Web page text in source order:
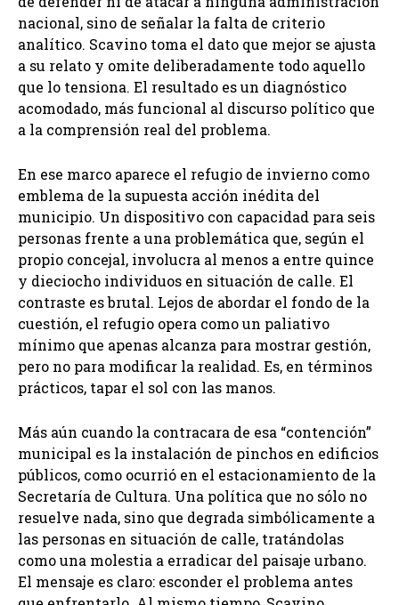
nacional, sino de señalar la falta de criterio
analítico. Scavino toma el dato que mejor se ajusta
a su relato y omite deliberadamente todo aquello
que lo tensiona. El resultado es un diagnóstico
acomodado, más funcional al discurso político que
a la comprensión real del problema.
En ese marco aparece el refugio de invierno como
emblema de la supuesta acción inédita del
municipio. Un dispositivo con capacidad para seis
personas frente a una problemática que, según el
propio concejal, involucra al menos a entre quince
y dieciocho individuos en situación de calle. El
contraste es brutal. Lejos de abordar el fondo de la
cuestión, el refugio opera como un paliativo
mínimo que apenas alcanza para mostrar gestión,
pero no para modificar la realidad. Es, en términos
prácticos, tapar el sol con las manos.
Más aún cuando la contracara de esa “contención”
municipal es la instalación de pinchos en edificios
públicos, como ocurrió en el estacionamiento de la
Secretaría de Cultura. Una política que no sólo no
resuelve nada, sino que degrada simbólicamente a
las personas en situación de calle, tratándolas
como una molestia a erradicar del paisaje urbano.
El mensaje es claro: esconder el problema antes